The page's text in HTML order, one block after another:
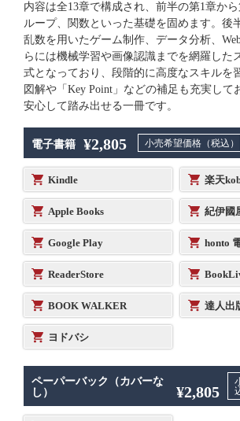
内容は全13章で構成され、前半の第1章か
ループ、関数といった基礎を固めます。後
乱数を用いたゲーム制作、データ分析、
らには機械学習や画像認識までを網羅した
式となっており、段階的に高度なスキルを
図解や「Key Point」などの補足も充実して
安心して踏み出せる一冊です。
電子書籍 ¥2,805 小売希望価格（税込）
Kindle 楽天
Apple Books 紀伊國
Google Play honto
ReaderStore
BOOK WALKER 達人出
ヨドバシ
ペーパーバック（カバーな
し）
¥2,805